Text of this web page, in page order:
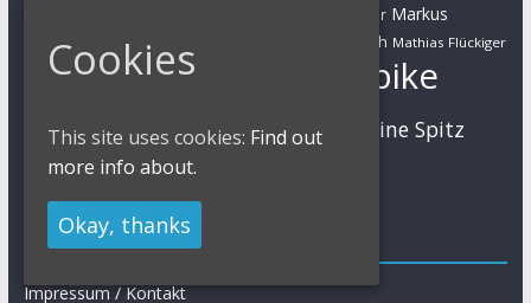
Markus Bauer Markus
Kaufmann
Markus Schulte-Lünzum Martin Gluth Mathias Flückiger
Moritz Milatz
Mountainbike
MTB Nadine Rieder Nino Schurter Sabine Spitz
Simon Stiebjahn UCI
Impressum
Impressum / Kontakt
Cookies
This site uses cookies: Find out
more info about.
Okay, thanks